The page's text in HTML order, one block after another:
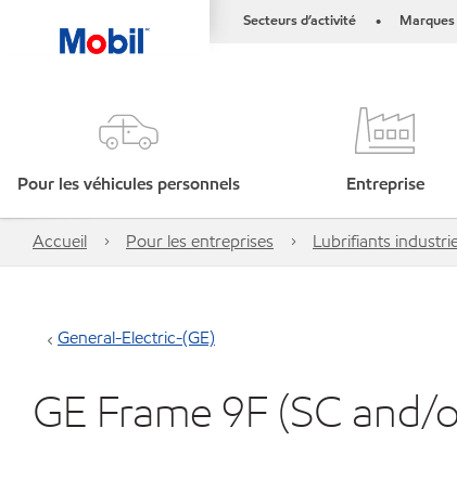
Secteurs d’activité •
Pour les véhicules personnels Entreprise
Accueil Pour les entreprises Lubrifiants
General-Electric-(GE)
GE Frame 9F (SC and/